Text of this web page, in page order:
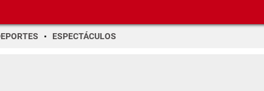
ESPECTÁCULOS